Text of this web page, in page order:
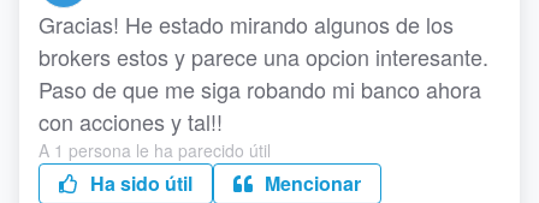
Gracias! He estado mirando algunos de los
brokers estos y parece una opcion interesante.
Paso de que me siga robando mi banco ahora
con acciones y tal!!
A 1 persona le ha parecido útil
Ha sido útil Mencionar